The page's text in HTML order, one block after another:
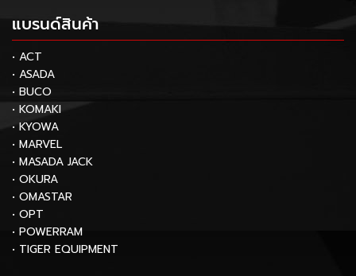
แบรนด์สินค้า
• ACT
• ASADA
• BUCO
• KOMAKI
• KYOWA
• MARVEL
• MASADA JACK
• OKURA
• OMASTAR
• OPT
• POWERRAM
• TIGER EQUIPMENT